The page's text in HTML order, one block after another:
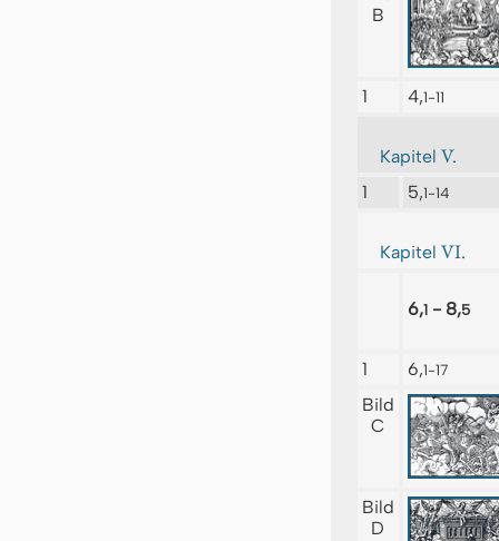
B
1 4,1-11
Kapitel V.
1 5,1-14
Kapitel VI.
6,1- 8,5
1 6,1-17
Bild
C
Bild
D